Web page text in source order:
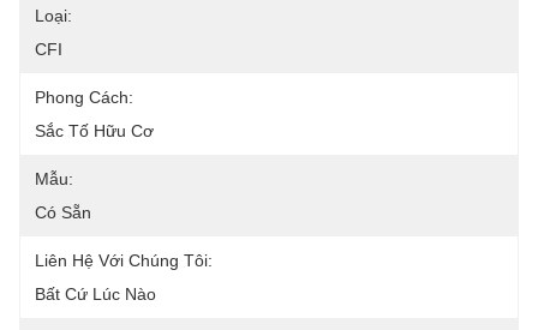
Loại:
CFI
Phong Cách:
Sắc Tố Hữu Cơ
Mẫu:
Có Sẵn
Liên Hệ Với Chúng Tôi:
Bất Cứ Lúc Nào